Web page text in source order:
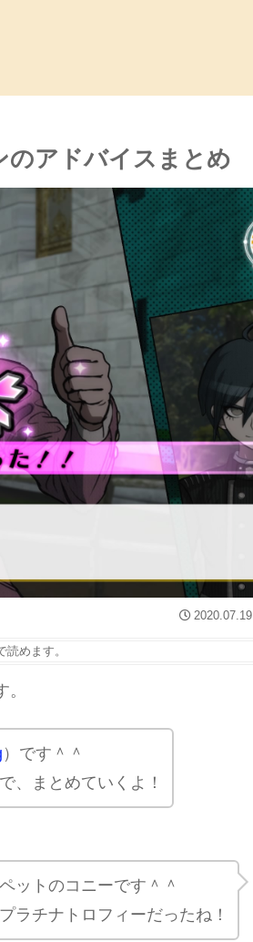
のアドバイスまとめ
2020.07.19
読めます。
）です＾＾
、まとめていくよ！
ットのコニーです＾＾
ラチナトロフィーだったね！